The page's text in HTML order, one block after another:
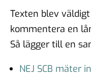
Texten blev
kommentera en
Så lägger till en
NEJ SCB mäter